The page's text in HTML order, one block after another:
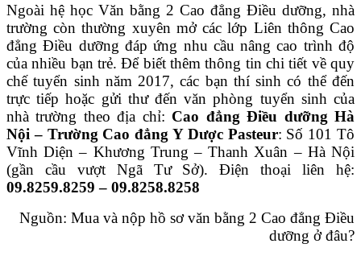
Ngoài hệ học Văn bằng 2 Cao đẳng Điều dưỡng, nhà
trường còn thường xuyên mở các lớp Liên thông Cao
đẳng Điều dưỡng đáp ứng nhu cầu nâng cao trình độ
của nhiều bạn trẻ. Để biết thêm thông tin chi tiết về quy
chế tuyển sinh năm 2017, các bạn thí sinh có thể đến
trực tiếp hoặc gửi thư đến văn phòng tuyển sinh của
nhà trường theo địa chỉ: Cao đẳng Điều dưỡng Hà
Nội – Trường Cao đẳng Y Dược Pasteur: Số 101 Tô
Vĩnh Diện – Khương Trung – Thanh Xuân – Hà Nội
(gần cầu vượt Ngã Tư Sở). Điện thoại liên hệ:
09.8259.8259 – 09.8258.8258
Nguồn: Mua và nộp hồ sơ văn bằng 2 Cao đẳng Điều
dưỡng ở đâu?